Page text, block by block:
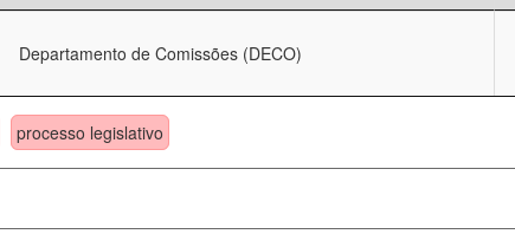
Departamento de Comissões (DECO)
processo legislativo